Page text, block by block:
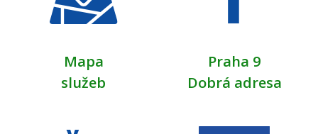
Mapa
služeb
Praha 9
Dobrá adresa